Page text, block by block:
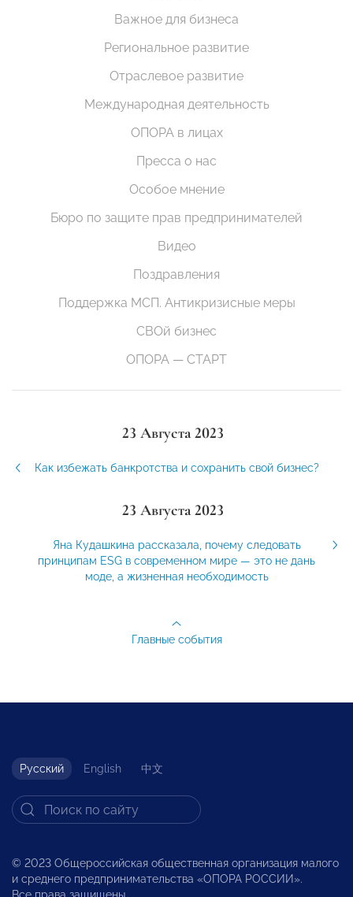
Важное для бизнеса
Региональное развитие
Отраслевое развитие
Международная деятельность
ОПОРА в лицах
Пресса о нас
Особое мнение
Бюро по защите прав предпринимателей
Видео
Поздравления
Поддержка МСП. Антикризисные меры
СВОй бизнес
ОПОРА — СТАРТ
23 Августа 2023
Как избежать банкротства и сохранить свой бизнес?
23 Августа 2023
Яна Кудашкина рассказала, почему следовать
принципам ESG в современном мире — это не дань
моде, а жизненная необходимость
Главные события
Русский English 中文
© 2023 Общероссийская общественная организация малого
и среднего предпринимательства «ОПОРА РОССИИ».